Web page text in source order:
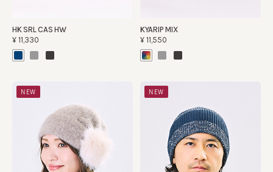
HK SRL CAS HW
¥11,330
KYARIP MIX
¥11,550
NEW NEW